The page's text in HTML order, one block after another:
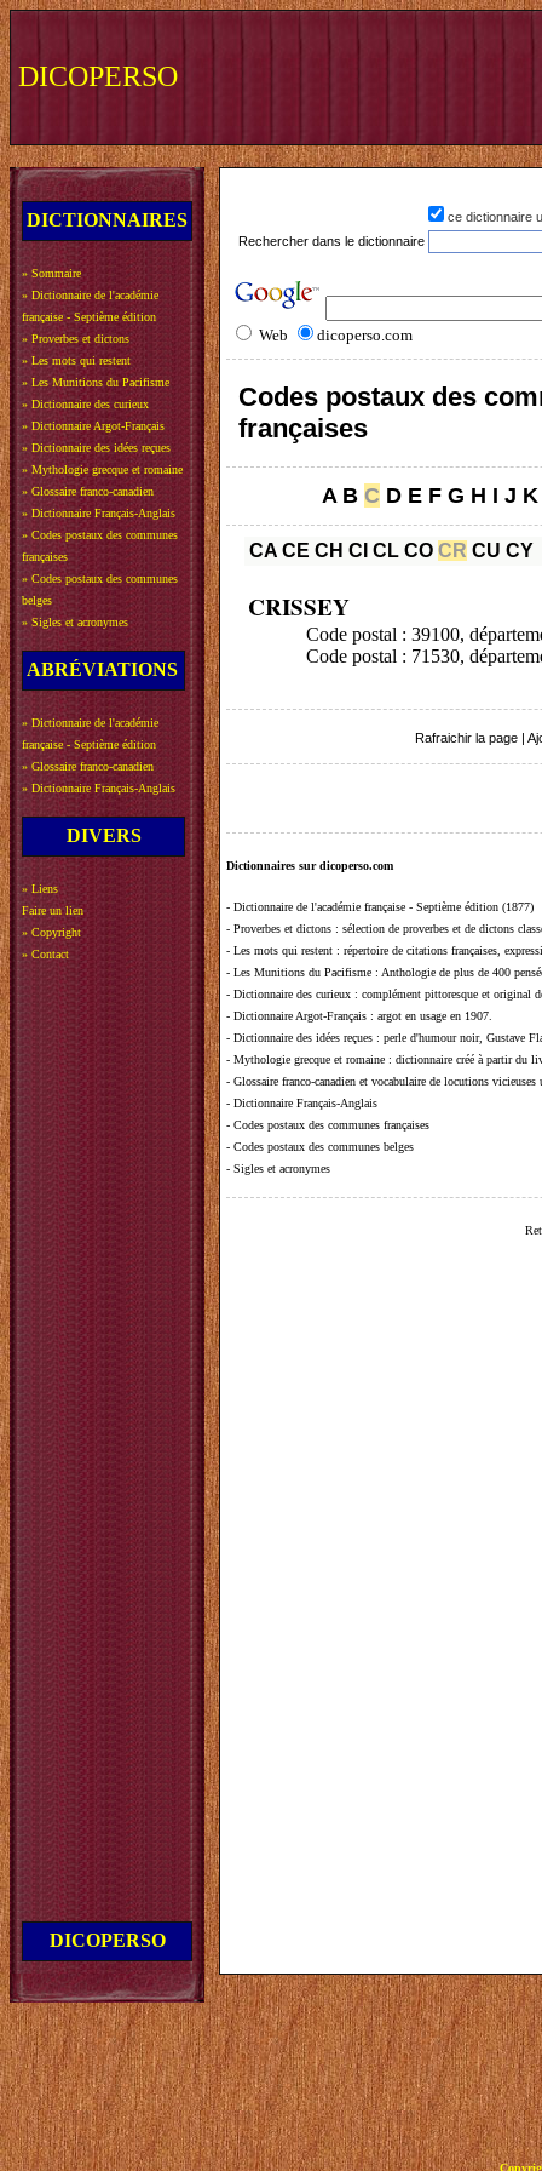
DICOPERSO
DICTIONNAIRES
» Sommaire
» Dictionnaire de l'académie
française - Septième édition
» Proverbes et dictons
» Les mots qui restent
» Les Munitions du Pacifisme
» Dictionnaire des curieux
» Dictionnaire Argot-Français
» Dictionnaire des idées reçues
» Mythologie grecque et romaine
» Glossaire franco-canadien
» Dictionnaire Français-Anglais
» Codes postaux des communes
françaises
» Codes postaux des communes
belges
» Sigles et acronymes
ABRÉVIATIONS
» Dictionnaire de l'académie
française - Septième édition
» Glossaire franco-canadien
» Dictionnaire Français-Anglais
DIVERS
» Liens
Faire un lien
» Copyright
» Contact
DICOPERSO
ce dictionnaire
Rechercher dans le dictionnaire
Web dicoperso.com
Codes postaux des
françaises
A B C D E F G H I J K
CA CE CH CI CL CO CR CU CY
CRISSEY
Code postal : 39100,
Code postal : 71530,
Rafraichir la page
Dictionnaires sur dicoperso.com
- Dictionnaire de l'académie française - Septième édition (1877)
- Proverbes et dictons : sélection de proverbes et de dictons
- Les mots qui restent : répertoire de citations françaises,
- Les Munitions du Pacifisme : Anthologie de plus de 400
- Dictionnaire des curieux : complément pittoresque et original
- Dictionnaire Argot-Français : argot en usage en 1907.
- Dictionnaire des idées reçues : perle d'humour noir, Gustave
- Mythologie grecque et romaine : dictionnaire créé à partir du
- Glossaire franco-canadien et vocabulaire de locutions vicieuses
- Dictionnaire Français-Anglais
- Codes postaux des communes françaises
- Codes postaux des communes belges
- Sigles et acronymes